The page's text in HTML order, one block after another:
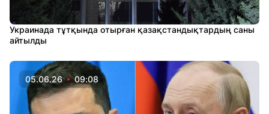
Украинада тұтқында отырған қазақстандықтардың саны
айтылды
05.06.26 09:08